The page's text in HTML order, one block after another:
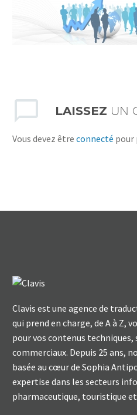
LAISSEZ UN
Vous devez être connecté pour
Clavis est une agence de
qui prend en charge, de A à Z,
pour vos contenus
commerciaux. Depuis 25 ans,
basée au cœur de Sophia
expertise dans les secteurs
pharmaceutique, touristique